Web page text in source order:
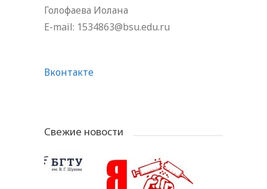
Голофаева Иолана
E-mail: 1534863@bsu.edu.ru
Вконтакте
Свежие новости